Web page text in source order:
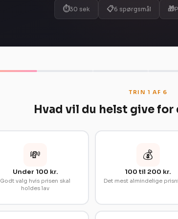
⏱30 sek 📋6 spørgsmål 🎁
TRIN 1 AF 6
Hvad vil du helst give
💸
Under 100 kr.
Godt valg hvis prisen skal
holdes lav
💰
100 til 200 kr.
Det mest almindelige